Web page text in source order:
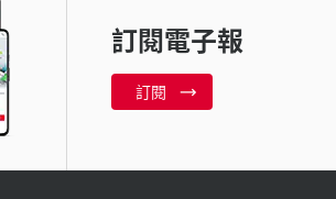
訂閱電子報
訂閱